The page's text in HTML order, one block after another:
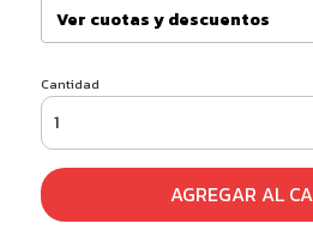
Ver cuotas y descuentos
Cantidad
AGREGAR AL